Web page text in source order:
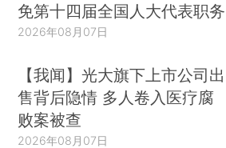
免第十四届全国人大代表职务
2026年08月07日
【我闻】光大旗下上市公司出
售背后隐情 多人卷入医疗腐
败案被查
2026年08月07日